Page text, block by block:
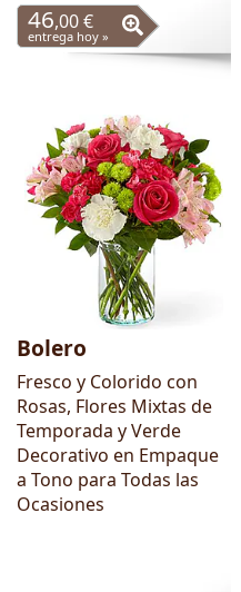
46,00 €
entrega hoy »
Bolero
Fresco y Colorido con
Rosas, Flores Mixtas de
Temporada y Verde
Decorativo en Empaque
a Tono para Todas las
Ocasiones